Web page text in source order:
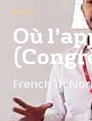
BLOG
Où
French in